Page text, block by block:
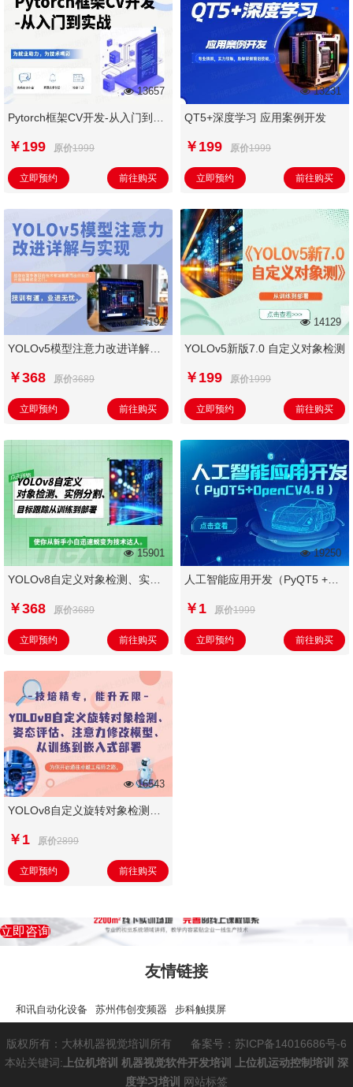
13657
Pytorch框架CV开发-从入门到实
￥199 原价1999
立即预约 前往购买
13231
QT5+深度学习 应用案例开发
￥199 原价1999
立即预约 前往购买
14192
YOLOv5模型注意力改进详解与
￥368 原价3689
立即预约 前往购买
14129
YOLOv5新版7.0 自定义对象检测
￥199 原价1999
立即预约 前往购买
15901
YOLOv8自定义对象检测、实例
￥368 原价3689
立即预约 前往购买
19250
人工智能应用开发（PyQT5 +
￥1 原价1999
立即预约 前往购买
16543
YOLOv8自定义旋转对象检测、
训练到嵌入式部署
￥1 原价2899
立即预约 前往购买
立即咨询
友情链接
和讯自动化设备 苏州伟创变频器 步科触摸屏
版权所有：大林机器视觉培训所有
备案号：苏ICP备14016686号-6
本站关键词: 上位机培训 机器视觉软件开发培训 上位机运动控制培训
深
度学习培训
网站标签